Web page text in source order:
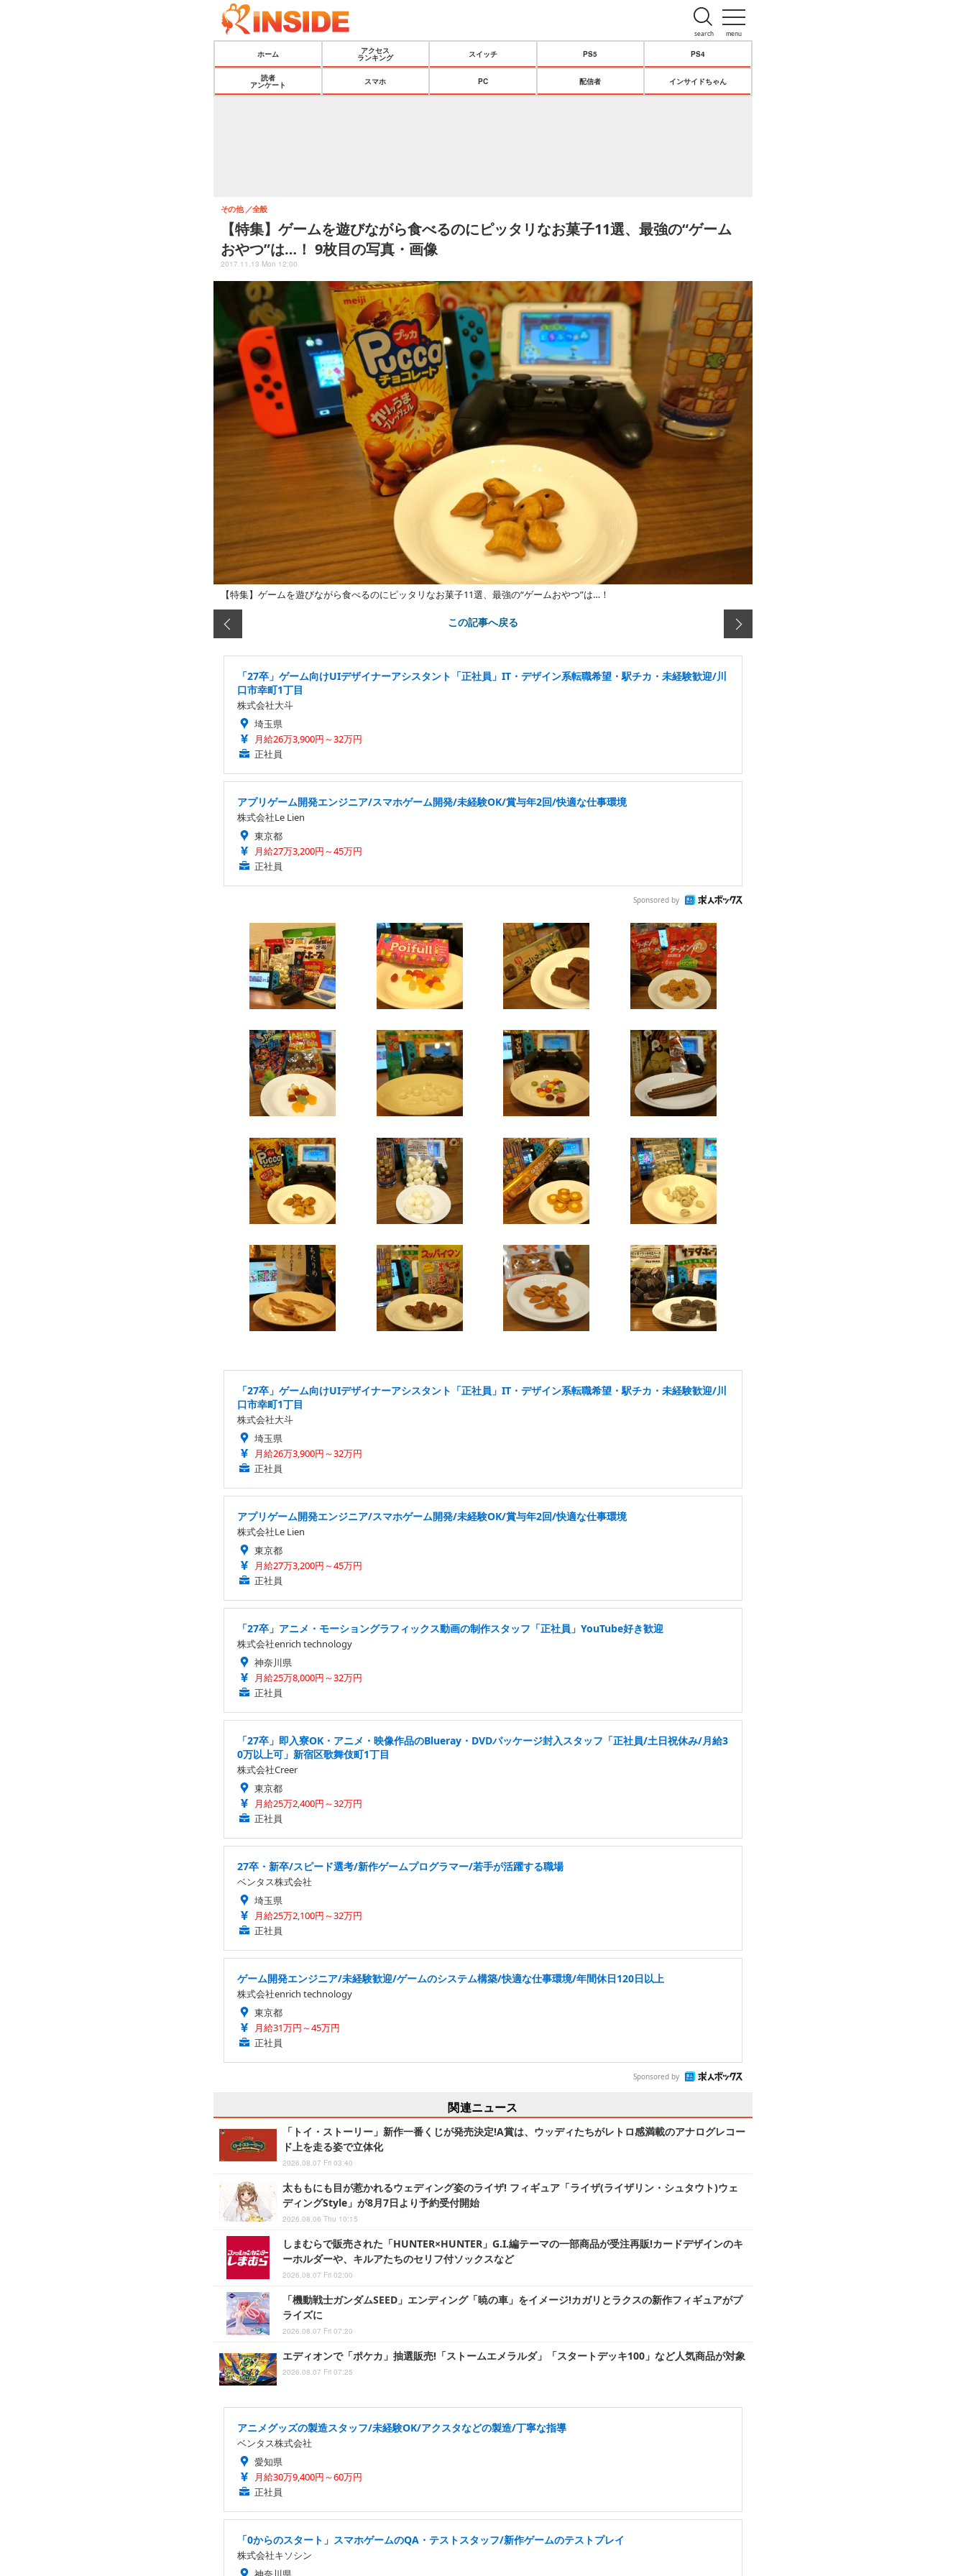
menu
search
ホーム
アクセス
ランキング
スイッチ PS5 PS4
読者
アンケート
スマホ PC 配信者 インサイドちゃん
【特集】ゲームを遊びながら食べるのにピッタリなお菓子11選、最強の“ゲーム
おやつ”は…！ 9枚目の写真・画像
その他 全般
2017.11.13 Mon 12:00
【特集】ゲームを遊びながら食べるのにピッタリなお菓子11選、最強の“ゲームおやつ”は…！
この記事へ戻る
「27卒」ゲーム向けUIデザイナーアシスタント「正社員」IT・デザイン系転職希望・駅チカ・未経験歓迎/川
口市幸町1丁目
株式会社大斗
埼玉県
月給26万3,900円～32万円
正社員
アプリゲーム開発エンジニア/スマホゲーム開発/未経験OK/賞与年2回/快適な仕事環境
株式会社Le Lien
東京都
月給27万3,200円～45万円
正社員
Sponsored by
「27卒」ゲーム向けUIデザイナーアシスタント「正社員」IT・デザイン系転職希望・駅チカ・未経験歓迎/川
口市幸町1丁目
株式会社大斗
埼玉県
月給26万3,900円～32万円
正社員
アプリゲーム開発エンジニア/スマホゲーム開発/未経験OK/賞与年2回/快適な仕事環境
株式会社Le Lien
東京都
月給27万3,200円～45万円
正社員
「27卒」アニメ・モーショングラフィックス動画の制作スタッフ「正社員」YouTube好き歓迎
株式会社enrich technology
神奈川県
月給25万8,000円～32万円
正社員
「27卒」即入寮OK・アニメ・映像作品のBlueray・DVDパッケージ封入スタッフ「正社員/土日祝休み/月給3
0万以上可」新宿区歌舞伎町1丁目
株式会社Creer
東京都
月給25万2,400円～32万円
正社員
27卒・新卒/スピード選考/新作ゲームプログラマー/若手が活躍する職場
ベンタス株式会社
埼玉県
月給25万2,100円～32万円
正社員
ゲーム開発エンジニア/未経験歓迎/ゲームのシステム構築/快適な仕事環境/年間休日120日以上
株式会社enrich technology
東京都
月給31万円～45万円
正社員
Sponsored by
関連ニュース
「トイ・ストーリー」新作一番くじが発売決定!A賞は、ウッディたちがレトロ感満載のアナログレコー
ド上を走る姿で立体化
2026.08.07 Fri 03:40
太ももにも目が惹かれるウェディング姿のライザ! フィギュア「ライザ(ライザリン・シュタウト)ウェ
ディングStyle」が8月7日より予約受付開始
2026.08.06 Thu 10:15
しまむらで販売された「HUNTER×HUNTER」G.I.編テーマの一部商品が受注再販!カードデザインのキ
ーホルダーや、キルアたちのセリフ付ソックスなど
2026.08.07 Fri 02:00
「機動戦士ガンダムSEED」エンディング「暁の車」をイメージ!カガリとラクスの新作フィギュアがプ
ライズに
2026.08.07 Fri 07:20
エディオンで「ポケカ」抽選販売!「ストームエメラルダ」「スタートデッキ100」など人気商品が対象
2026.08.07 Fri 07:25
アニメグッズの製造スタッフ/未経験OK/アクスタなどの製造/丁寧な指導
ベンタス株式会社
愛知県
月給30万9,400円～60万円
正社員
「0からのスタート」スマホゲームのQA・テストスタッフ/新作ゲームのテストプレイ
株式会社キソシン